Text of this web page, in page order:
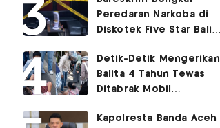
Peredaran Narkoba di
Diskotek Five Star Bali,
Detik-Detik Mengerikan
Balita 4 Tahun Tewas
Ditabrak Mobil
Kapolresta Banda Aceh